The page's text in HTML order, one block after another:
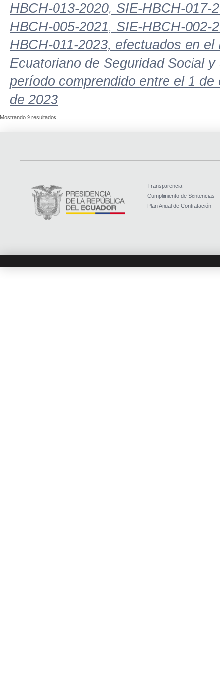
HBCH-013-2020, SIE-HBCH-017-
HBCH-005-2021, SIE-HBCH-002-
HBCH-011-2023, efectuados en
Ecuatoriano de Seguridad Social
período comprendido entre el 1
de 2023
Mostrando 9 resultados.
Transparencia
Cumplimiento de Sentencias
Plan Anual de Contratación